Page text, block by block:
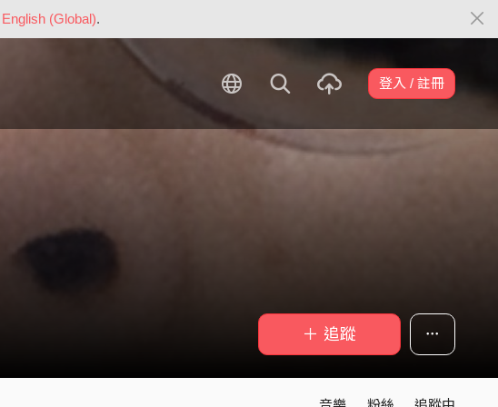
English (Global).
登入 / 註冊
＋ 追蹤